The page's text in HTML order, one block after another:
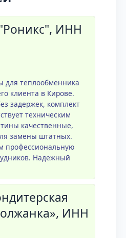
ИНН
для теплообменника
клиента в Кирове.
задержек, комплект
техническим
качественные,
замены штатных.
профессиональную
Надежный
ИНН